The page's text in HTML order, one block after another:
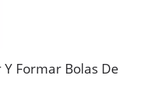
Formar Bolas De